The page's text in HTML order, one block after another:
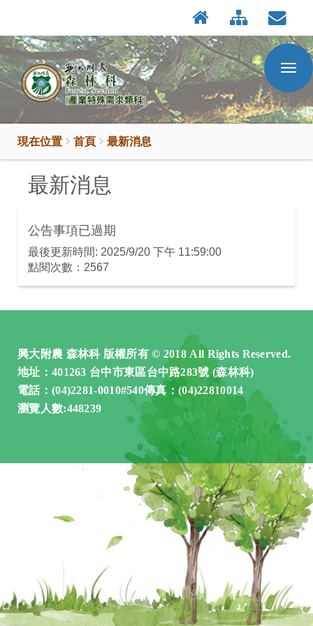
到
主
要
內
現在位置 首頁 最新消息
最新消息
公告事項已過期
最後更新時間: 2025/9/20 下午 11:59:00
點閱次數：2567
興大附農 森林科 版權所有 © 2018 All Rights Reserved.
地址：401263 台中市東區台中路283號 (森林科)
電話：(04)2281-0010#540傳真：(04)22810014
瀏覽人數:448239